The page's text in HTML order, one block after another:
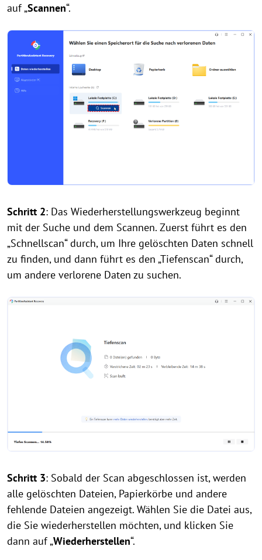
auf „Scannen“.
Schritt 2: Das Wiederherstellungswerkzeug beginnt
mit der Suche und dem Scannen. Zuerst führt es den
„Schnellscan“ durch, um Ihre gelöschten Daten schnell
zu finden, und dann führt es den „Tiefenscan“ durch,
um andere verlorene Daten zu suchen.
Schritt 3: Sobald der Scan abgeschlossen ist, werden
alle gelöschten Dateien, Papierkörbe und andere
fehlende Dateien angezeigt. Wählen Sie die Datei aus,
die Sie wiederherstellen möchten, und klicken Sie
dann auf „Wiederherstellen“.